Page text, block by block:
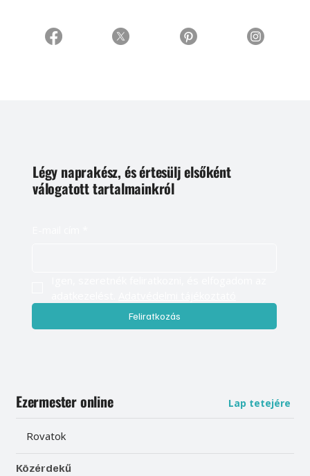
Légy naprakész, és értesülj elsőként
válogatott tartalmainkról
Feliratkozás
Ezermester online Lap tetejére
Rovatok
Közérdekű